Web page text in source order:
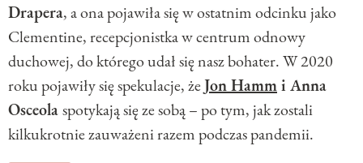
Drapera, a ona pojawiła się w ostatnim odcinku jako
Clementine, recepcjonistka w centrum odnowy
duchowej, do którego udał się nasz bohater. W 2020
roku pojawiły się spekulacje, żeJon Hammi Anna
Osceolaspotykają się ze sobą – po tym, jak zostali
kilkukrotnie zauważeni razem podczas pandemii.